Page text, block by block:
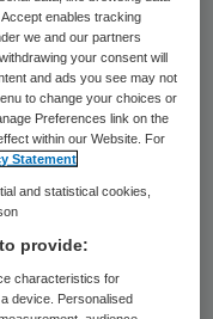
zorg, levert
van in
deze deal
zorg een
“Deze
enables tracking
we and our partners
your consent will
and ads you see may not
to change your choices or
Preferences link on the
within our Website. For
Statement
and statistical cookies,
provide:
characteristics for
device. Personalised